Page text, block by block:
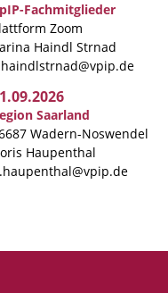
Fachmitglieder
Zoom
Haindl Strnad
Saarland
Wadern-Noswendel
Haupenthal